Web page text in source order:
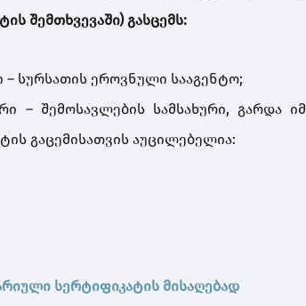
შემთხვევაში)გასცემს:
სურსათის ეროვნული სააგენტო;
– შემოსავლების სამსახური, გარდა იმ
გაცემისათვის აუცილებელია:
სერტიფიკატის მისაღებად